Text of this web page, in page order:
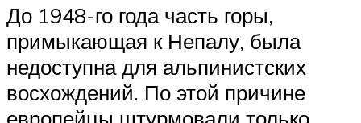
До 1948-го года часть горы,
примыкающая к Непалу, была
недоступна для альпинистских
восхождений. По этой причине